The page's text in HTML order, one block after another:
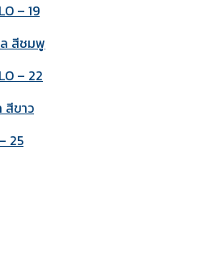
– 19
– 22
25